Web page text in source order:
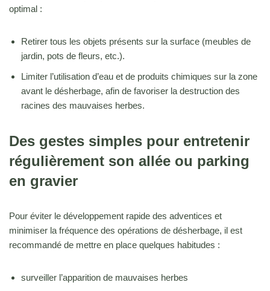
optimal :
Retirer tous les objets présents sur la surface (meubles de
jardin, pots de fleurs, etc.).
Limiter l’utilisation d’eau et de produits chimiques sur la zone
avant le désherbage, afin de favoriser la destruction des
racines des mauvaises herbes.
Des gestes simples pour entretenir
régulièrement son allée ou parking
en gravier
Pour éviter le développement rapide des adventices et
minimiser la fréquence des opérations de désherbage, il est
recommandé de mettre en place quelques habitudes :
surveiller l’apparition de mauvaises herbes